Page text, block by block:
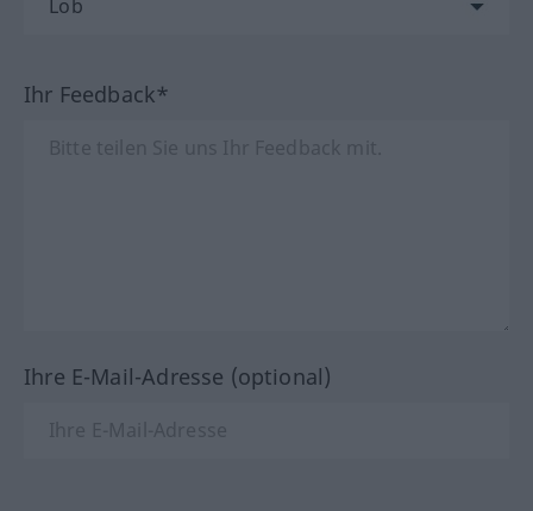
Ihr Feedback*
Ihre E-Mail-Adresse (optional)